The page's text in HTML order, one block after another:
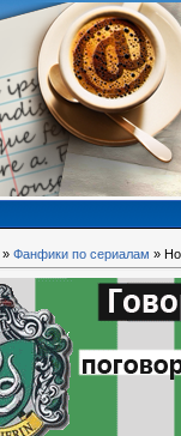
» Фанфики по сериалам »